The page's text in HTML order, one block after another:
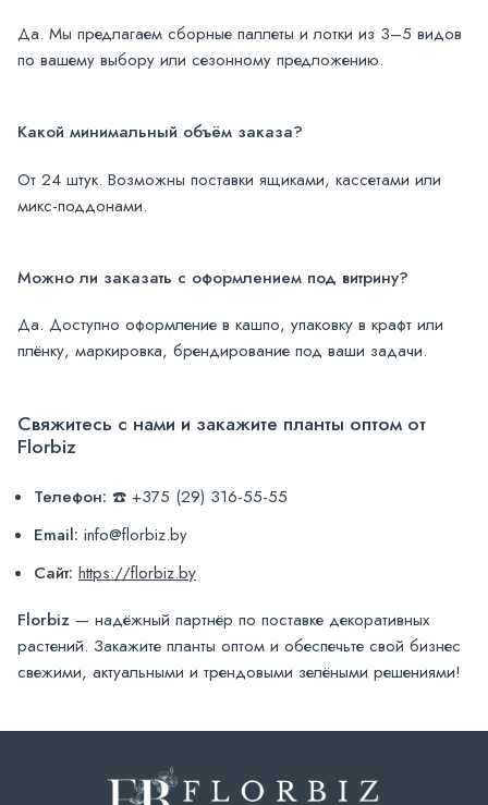
Да. Мы предлагаем сборные паллеты и лотки из 3–5 видов
по вашему выбору или сезонному предложению.
Какой минимальный объём заказа?
От 24 штук. Возможны поставки ящиками, кассетами или
микс-поддонами.
Можно ли заказать с оформлением под витрину?
Да. Доступно оформление в кашпо, упаковку в крафт или
плёнку, маркировка, брендирование под ваши задачи.
Свяжитесь с нами и закажите планты оптом от
Florbiz
Телефон: ☎️ +375 (29) 316-55-55
Email: info@florbiz.by
Сайт: https://florbiz.by
Florbiz — надёжный партнёр по поставке декоративных
растений. Закажите планты оптом и обеспечьте свой бизнес
свежими, актуальными и трендовыми зелёными решениями!